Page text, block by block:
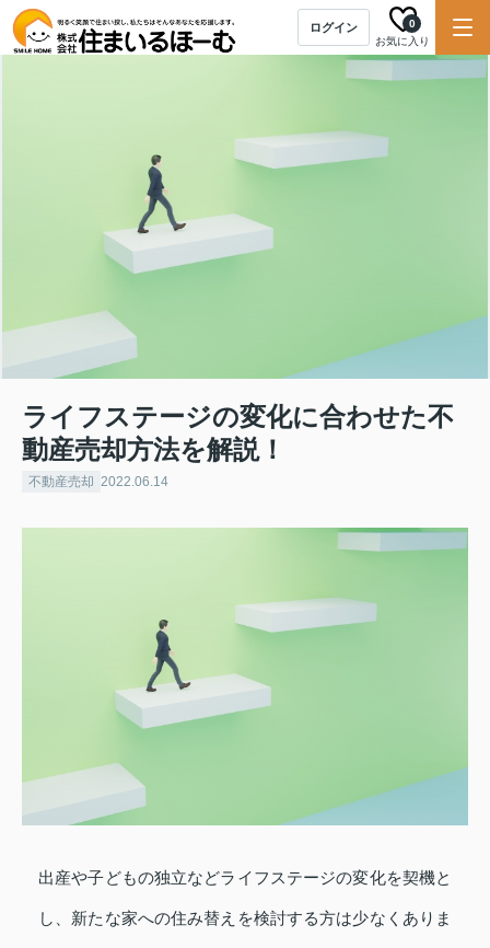
ログイン
お気に入り
0
ライフステージの変化に合わせた不
動産売却方法を解説！
不動産売却 2022.06.14
出産や子どもの独立などライフステージの変化を契機と
し、新たな家への住み替えを検討する方は少なくありま